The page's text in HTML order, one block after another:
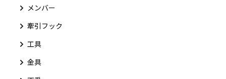
メンバー
牽引フック
工具
金具